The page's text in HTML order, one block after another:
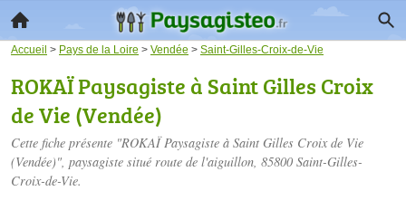
Accueil > Pays de la Loire > Vendée > Saint-Gilles-Croix-de-Vie
ROKAÏ Paysagiste à Saint Gilles Croix
de Vie (Vendée)
Cette fiche présente "ROKAÏ Paysagiste à Saint Gilles Croix de Vie
(Vendée)", paysagiste situé route de l'aiguillon, 85800 Saint-Gilles-
Croix-de-Vie.